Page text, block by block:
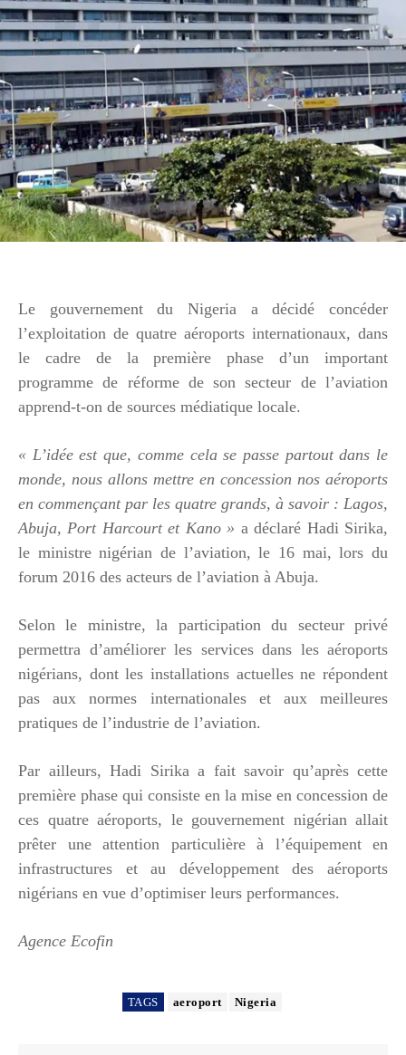
Le gouvernement du Nigeria a décidé concéder
l’exploitation de quatre aéroports internationaux, dans
le cadre de la première phase d’un important
programme de réforme de son secteur de l’aviation
apprend-t-on de sources médiatique locale.
« L’idée est que, comme cela se passe partout dans le
monde, nous allons mettre en concession nos aéroports
en commençant par les quatre grands, à savoir : Lagos,
Abuja, Port Harcourt et Kano » a déclaré Hadi Sirika,
le ministre nigérian de l’aviation, le 16 mai, lors du
forum 2016 des acteurs de l’aviation à Abuja.
Selon le ministre, la participation du secteur privé
permettra d’améliorer les services dans les aéroports
nigérians, dont les installations actuelles ne répondent
pas aux normes internationales et aux meilleures
pratiques de l’industrie de l’aviation.
Par ailleurs, Hadi Sirika a fait savoir qu’après cette
première phase qui consiste en la mise en concession de
ces quatre aéroports, le gouvernement nigérian allait
prêter une attention particulière à l’équipement en
infrastructures et au développement des aéroports
nigérians en vue d’optimiser leurs performances.
Agence Ecofin
TAGS aeroport Nigeria